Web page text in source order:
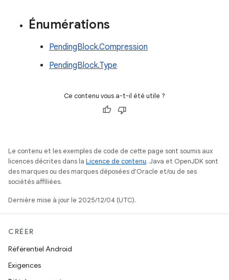
Énumérations
PendingBlock.Compression
PendingBlock.Type
Ce contenu vous a-t-il été utile ?
Le contenu et les exemples de code de cette page sont soumis aux
licences décrites dans la Licence de contenu. Java et OpenJDK sont
des marques ou des marques déposées d'Oracle et/ou de ses
sociétés affiliées.
Dernière mise à jour le 2025/12/04 (UTC).
CRÉER
Référentiel Android
Exigences